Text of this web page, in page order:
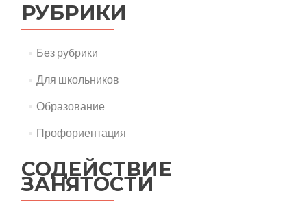
РУБРИКИ
Без рубрики
Для школьников
Образование
Профориентация
СОДЕЙСТВИЕ
ЗАНЯТОСТИ